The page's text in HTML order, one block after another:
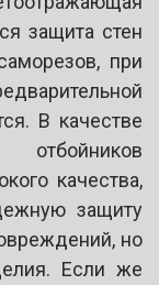
защита стен
при
В качестве
качества,
защиту
но
Если же